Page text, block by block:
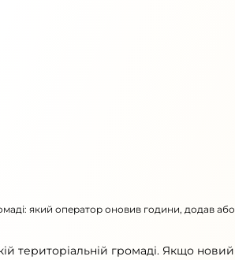
який оператор оновив години, додав або
територіальній громаді. Якщо новий